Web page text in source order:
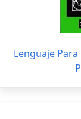
Lenguaje